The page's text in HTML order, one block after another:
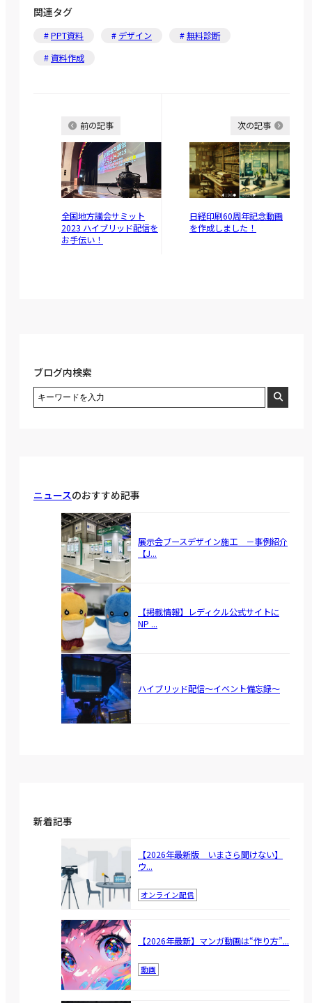
関連タグ
PPT資料 デザイン
無料診断
資料作成
前の記事
全国地方議会サミット
2023 ハイブリッド配信を
お手伝い！
次の記事
日経印刷60周年記念動画
を作成しました！
ブログ内検索
ニュースのおすすめ記事
展示会ブースデザイン施工 －事例紹介
【J...
【掲載情報】レディクル公式サイトに
NP ...
ハイブリッド配信～イベント備忘録～
新着記事
【2026年最新版 いまさら聞けない】
ウ...
オンライン配信
【2026年最新】マンガ動画は“作り方”...
動画